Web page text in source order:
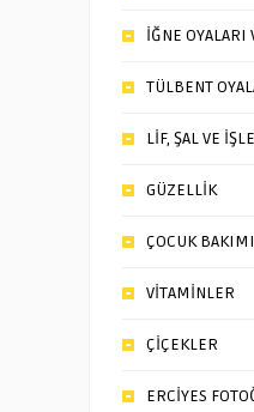
İĞNE OYALARI
TÜLBENT
LİF, ŞAL VE
GÜZELLİK
ÇOCUK BAKIMI
VİTAMİNLER
ÇİÇEKLER
ERCİYES